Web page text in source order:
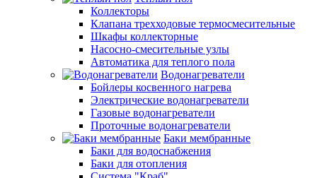
Коллекторы
Клапана трехходовые термосмесительные
Шкафы коллекторные
Насосно-смесительные узлы
Автоматика для теплого пола
Водонагреватели
Бойлеры косвенного нагрева
Электрические водонагреватели
Газовые водонагреватели
Проточные водонагреватели
Баки мембранные
Баки для водоснабжения
Баки для отопления